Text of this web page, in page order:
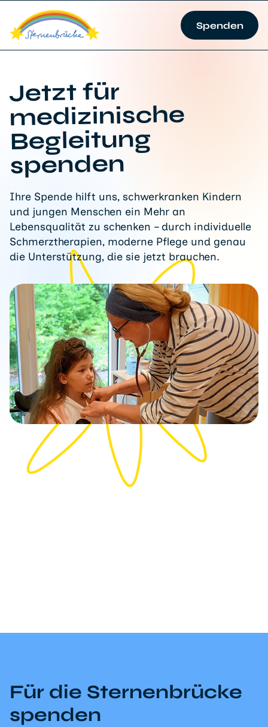
Spenden
Jetzt für
medizinische
Begleitung
spenden
Ihre Spende hilft uns, schwerkranken Kindern
und jungen Menschen ein Mehr an
Lebensqualität zu schenken – durch individuelle
Schmerztherapien, moderne Pflege und genau
die Unterstützung, die sie jetzt brauchen.
Für die Sternenbrücke
spenden